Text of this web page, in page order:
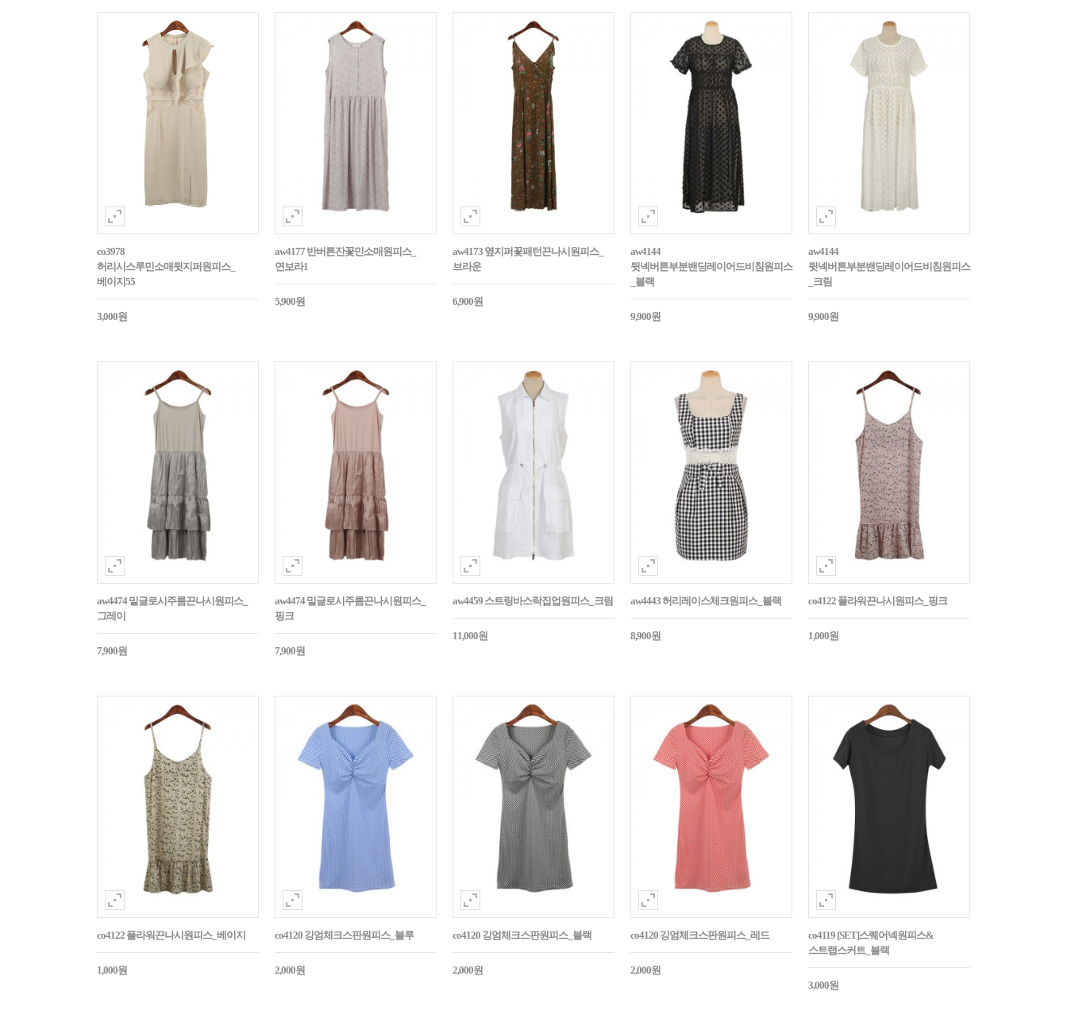
co3978
허리시스루민소매뒷지퍼원피스_
베이지55
3,000원
aw4177 반버튼잔꽃민소매원피스_
연보라1
5,900원
aw4173 옆지퍼꽃패턴끈나시원피스_
브라운
6,900원
aw4144
뒷넥버튼부분밴딩레이어드비침원피스
_블랙
9,900원
aw4144
뒷넥버튼부분밴딩레이어드비침원피스
_크림
9,900원
aw4474 밑글로시주름끈나시원피스_
그레이
7,900원
aw4474 밑글로시주름끈나시원피스_
핑크
7,900원
aw4459 스트링바스락집업원피스_크림
11,000원
aw4443 허리레이스체크원피스_블랙
8,900원
co4122 플라워끈나시원피스_핑크
1,000원
co4122 플라워끈나시원피스_베이지
1,000원
co4120 깅엄체크스판원피스_블루
2,000원
co4120 깅엄체크스판원피스_블랙
2,000원
co4120 깅엄체크스판원피스_레드
2,000원
co4119 [SET]스퀘어넥원피스&
스트랩스커트_블랙
3,000원